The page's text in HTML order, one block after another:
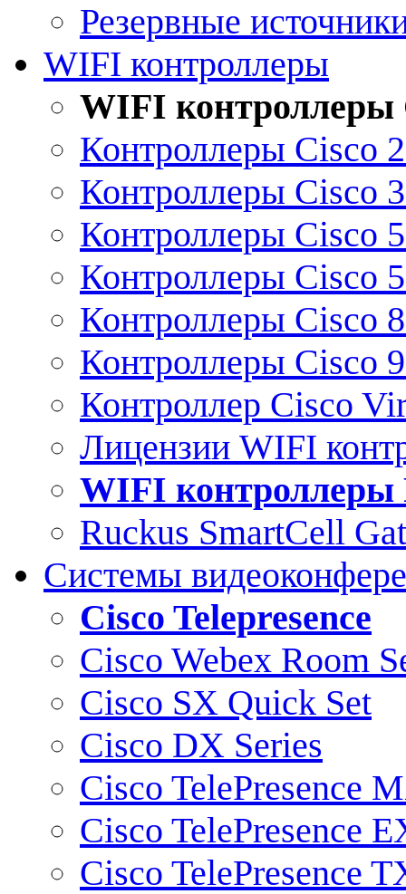
Резервные
WIFI контроллеры
WIFI контроллеры
Контроллеры Cisco
Контроллеры Cisco
Контроллеры Cisco
Контроллеры Cisco
Контроллеры Cisco
Контроллеры Cisco
Контроллер Cisco
Лицензии WIFI
WIFI контроллеры
Ruckus SmartCell
Системы
Cisco Telepresence
Cisco Webex Room
Cisco SX Quick Set
Cisco DX Series
Cisco TelePresence
Cisco TelePresence
Cisco TelePresence